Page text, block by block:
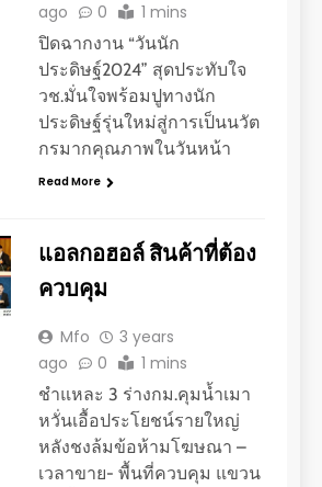
ago
0 1 mins
ปิดฉากงาน “วันนัก
ประดิษฐ์2024” สุดประทับใจ
วช.มั่นใจพร้อมปูทางนัก
ประดิษฐ์รุ่นใหม่สู่การเป็นนวัต
กรมากคุณภาพในวันหน้า
Read More
แอลกอฮอล์ สินค้าที่ต้อง
ควบคุม
Mfo
3 years
ago
0 1 mins
ชำแหละ 3 ร่างกม.คุมน้ำเมา
หวั่นเอื้อประโยชน์รายใหญ่
หลังชงล้มข้อห้ามโฆษณา –
เวลาขาย- พื้นที่ควบคุม แขวน